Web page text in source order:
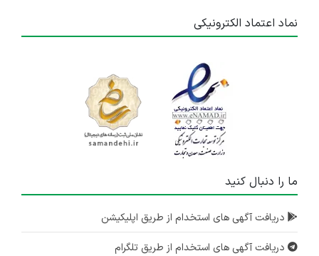
نماد اعتماد الکترونیکی
ما را دنبال کنید
دریافت آگهی های استخدام از طریق اپلیکیشن
دریافت آگهی های استخدام از طریق تلگرام